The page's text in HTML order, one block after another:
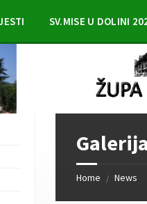
SV.MISE U DOLINI
Home / News